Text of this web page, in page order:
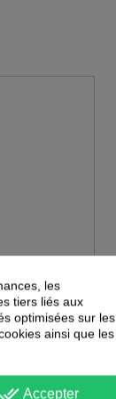
les
tiers liés aux
optimisées sur les
ainsi que les
Accepter